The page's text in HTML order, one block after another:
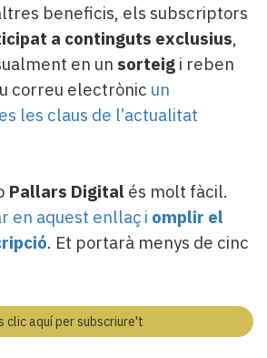
beneficis, els subscriptors
a continguts exclusius,
en un sorteig i reben
correu electrònic un
les claus de l’actualitat
Pallars Digital és molt fàcil.
en aquest enllaç i omplir el
. Et portarà menys de cinc
clic aquí per subscriure't